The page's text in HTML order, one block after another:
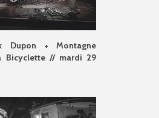
Dupon + Montagne
Bicyclette // mardi 29